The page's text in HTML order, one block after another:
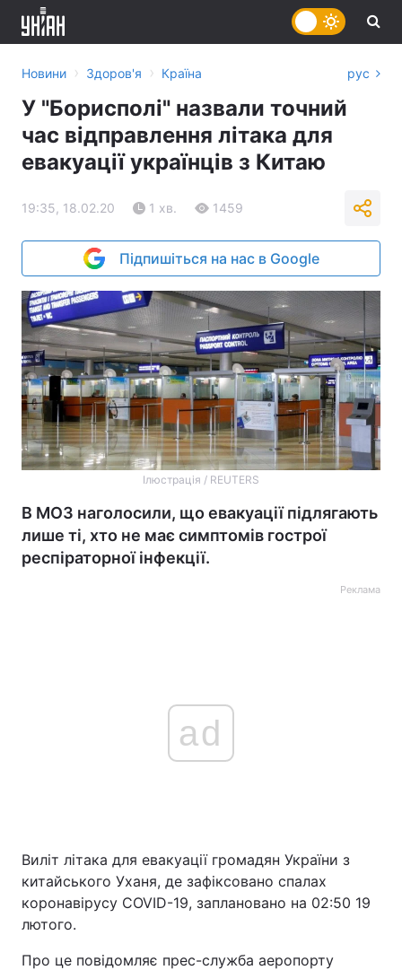
Головна Війна
Україна
Економіка Світ
Новини › Здоров'я › Країна рус
У "Борисполі" назвали точний
час відправлення літака для
евакуації українців з Китаю
19:35, 18.02.20 1 хв. 1459
Підпишіться на нас в Google
Ілюстрація / REUTERS
В МОЗ наголосили, що евакуації підлягають
лише ті, хто не має симптомів гострої
респіраторної інфекції.
Реклама
ad
Виліт літака для евакуації громадян України з
китайського Уханя, де зафіксовано спалах
коронавірусу COVID-19, заплановано на 02:50 19
лютого.
Про це повідомляє прес-служба аеропорту